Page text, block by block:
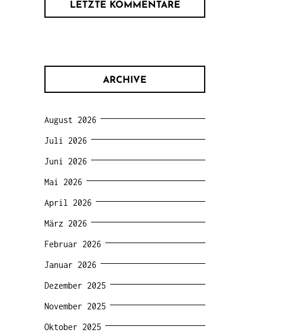
LETZTE KOMMENTARE
ARCHIVE
August 2026
Juli 2026
Juni 2026
Mai 2026
April 2026
März 2026
Februar 2026
Januar 2026
Dezember 2025
November 2025
Oktober 2025